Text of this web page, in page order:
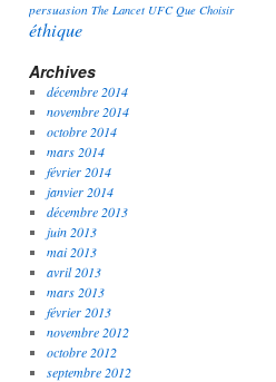
persuasion The Lancet UFC Que Choisir
éthique
Archives
décembre 2014
novembre 2014
octobre 2014
mars 2014
février 2014
janvier 2014
décembre 2013
juin 2013
mai 2013
avril 2013
mars 2013
février 2013
novembre 2012
octobre 2012
septembre 2012